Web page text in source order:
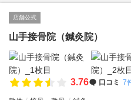
店舗公式
山手接骨院（鍼灸院）
3.76 口コミ 7